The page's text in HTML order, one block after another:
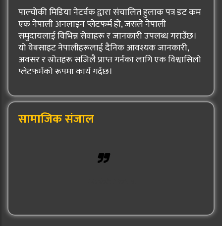
पाल्चोकी मिडिया नेटर्वक द्वारा संचालित हुलाक पत्र डट कम
एक नेपाली अनलाइन प्लेटफर्म हो, जसले नेपाली
समुदायलाई विभिन्न सेवाहरू र जानकारी उपलब्ध गराउँछ।
यो वेबसाइट नेपालीहरूलाई दैनिक आवश्यक जानकारी,
अवसर र स्रोतहरू सजिलै प्राप्त गर्नका लागि एक विश्वासिलो
प्लेटफर्मको रूपमा कार्य गर्दछ।
सामाजिक संजाल